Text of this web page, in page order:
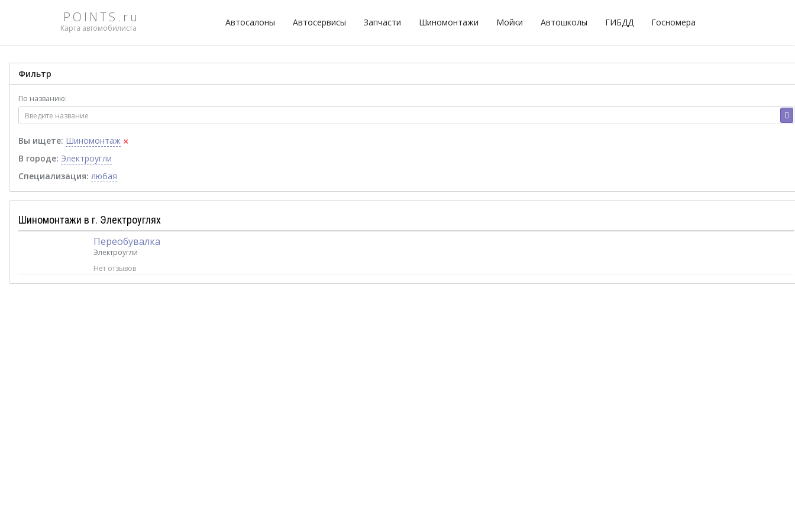
POINTS.ru
Карта автомобилиста
Автосалоны Автосервисы Запчасти Шиномонтажи Мойки Автошколы ГИБДД Госномера
Фильтр
По названию:
Вы ищете: Шиномонтаж ×
В городе: Электроугли
Специализация: любая
Шиномонтажи в г. Электроуглях
Переобувалка
Электроугли
Нет отзывов